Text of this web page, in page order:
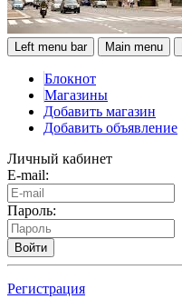
Left menu bar Main menu
Блокнот
Магазины
Добавить магазин
Добавить объявление
Личный кабинет
E-mail:
Пароль:
Войти
Регистрация